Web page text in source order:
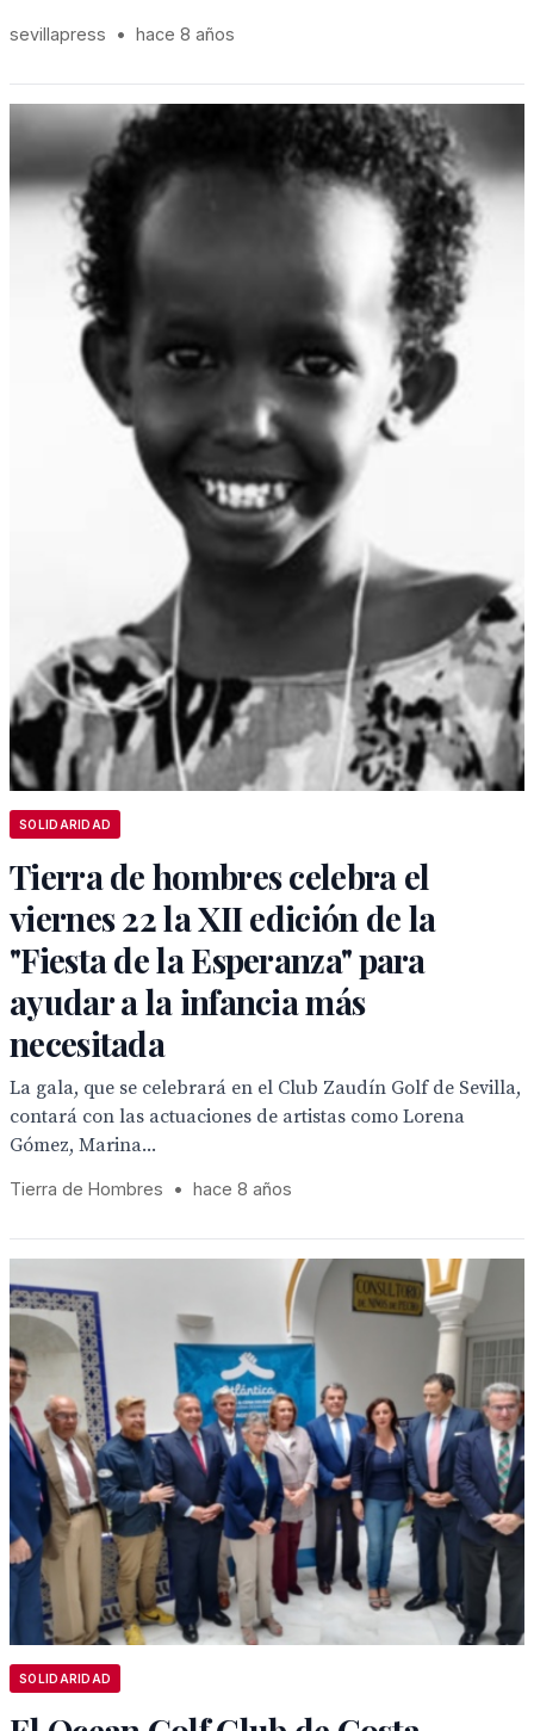
sevillapress • hace 8 años
SOLIDARIDAD
Tierra de hombres celebra el
viernes 22 la XII edición de la
"Fiesta de la Esperanza" para
ayudar a la infancia más
necesitada
La gala, que se celebrará en el Club Zaudín Golf de Sevilla,
contará con las actuaciones de artistas como Lorena
Gómez, Marina...
Tierra de Hombres • hace 8 años
SOLIDARIDAD